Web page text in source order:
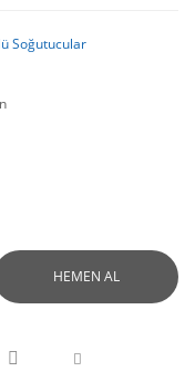
Soğutucular
HEMEN AL